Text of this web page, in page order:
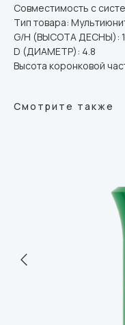
Совместимость с
Тип товара:
G/H (ВЫСОТА ДЕСНЫ):
D (ДИАМЕТР): 4.8
Высота коронковой
Смотрите также